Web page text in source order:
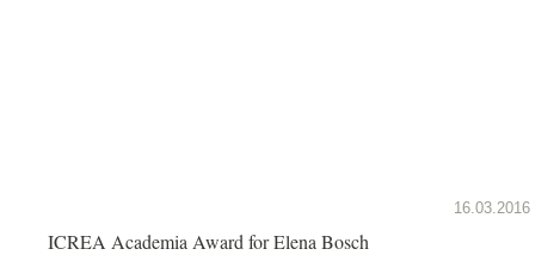
16.03.2016
ICREA Academia Award for Elena Bosch